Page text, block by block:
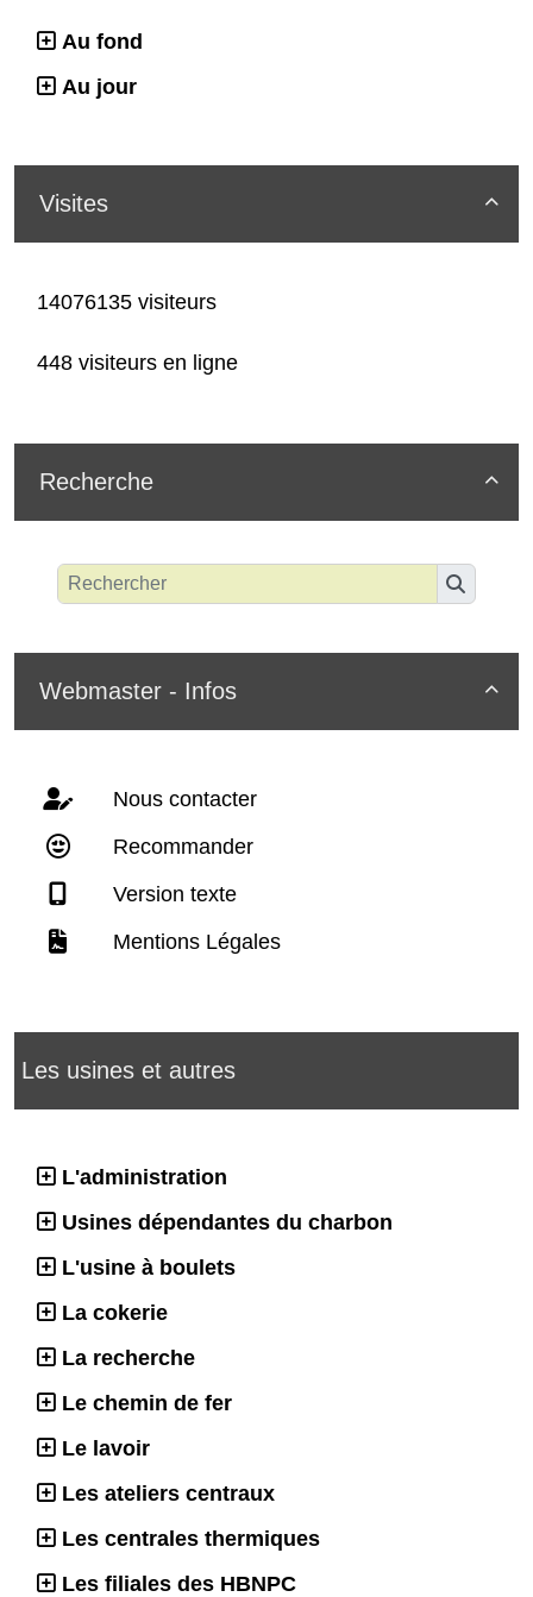
Au fond
Au jour

Visites
14076135 visiteurs
448 visiteurs en ligne

Recherche

Webmaster - Infos
Nous contacter
Recommander
Version texte
Mentions Légales
Les usines et autres
L'administration
Usines dépendantes du charbon
L'usine à boulets
La cokerie
La recherche
Le chemin de fer
Le lavoir
Les ateliers centraux
Les centrales thermiques
Les filiales des HBNPC